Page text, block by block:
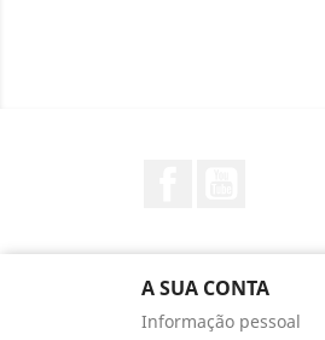
A SUA CONTA
Informação pessoal